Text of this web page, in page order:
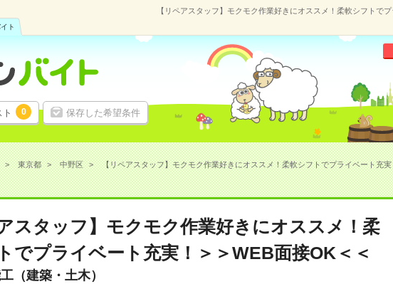
【リペアスタッフ】モクモク作業好きにオススメ！柔軟シフトで
ト
0 保存した希望条件
東京都 中野区 【リペアスタッフ】モクモク作業好きにオススメ！柔軟シフトでプライベート充
スタッフ】モクモク作業好きにオススメ！柔
でプライベート充実！＞＞WEB面接OK＜＜
（建築・土木）